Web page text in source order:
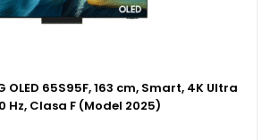
OLED 65S95F, 163 cm, Smart, 4K Ultra
Hz, Clasa F (Model 2025)